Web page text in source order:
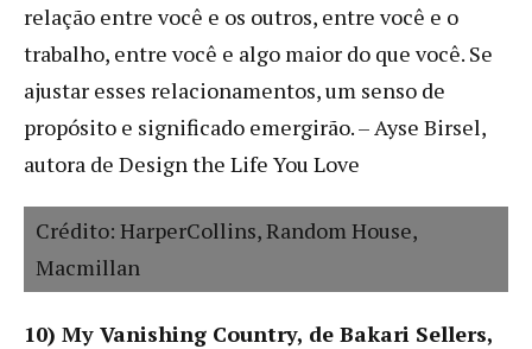
relação entre você e os outros, entre você e o
trabalho, entre você e algo maior do que você. Se
ajustar esses relacionamentos, um senso de
propósito e significado emergirão. – Ayse Birsel,
autora de Design the Life You Love
Crédito: HarperCollins, Random House,
Macmillan
10) My Vanishing Country, de Bakari Sellers,